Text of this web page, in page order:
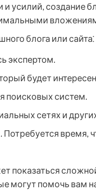
усилий, создание
блога или сайта⁚
экспертом.
будет
поисковых систем.
сетях и
время,
показаться
могут помочь вам